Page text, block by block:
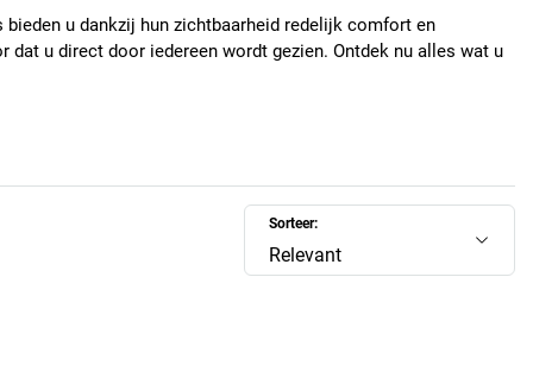
u dankzij hun zichtbaarheid redelijk comfort en
u direct door iedereen wordt gezien. Ontdek nu alles wat u
Sorteer:
Relevant